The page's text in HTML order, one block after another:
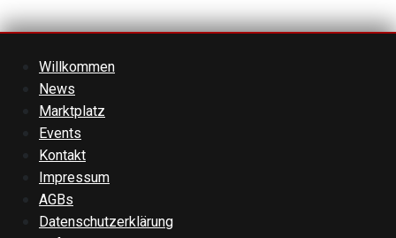
Willkommen
News
Marktplatz
Events
Kontakt
Impressum
AGBs
Datenschutzerklärung